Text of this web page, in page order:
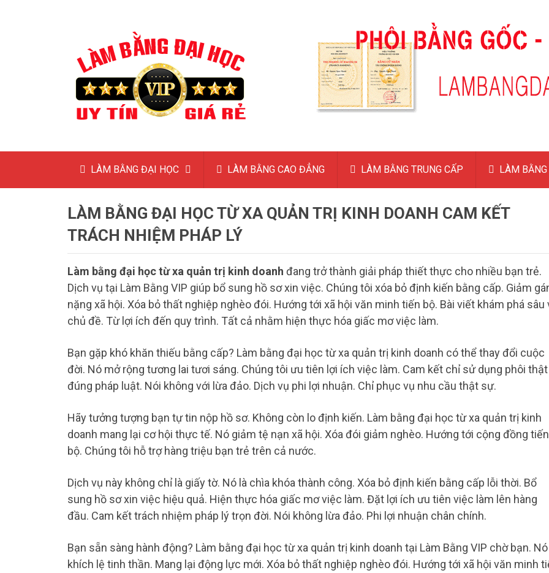
LÀM BẰNG ĐẠI HỌC LÀM BẰNG CAO ĐẲNG LÀM BẰNG TRUNG CẤP LÀM
LÀM BẰNG ĐẠI HỌC TỪ XA QUẢN TRỊ KINH DOANH CAM KẾT
TRÁCH NHIỆM PHÁP LÝ
Làm bằng đại học từ xa quản trị kinh doanh đang trở thành giải pháp thiết thực cho nhiều bạn trẻ.
Dịch vụ tại Làm Bằng VIP giúp bổ sung hồ sơ xin việc. Chúng tôi xóa bỏ định kiến bằng cấp. Giảm
nặng xã hội. Xóa bỏ thất nghiệp nghèo đói. Hướng tới xã hội văn minh tiến bộ. Bài viết khám phá sâu
chủ đề. Từ lợi ích đến quy trình. Tất cả nhằm hiện thực hóa giấc mơ việc làm.
Bạn gặp khó khăn thiếu bằng cấp? Làm bằng đại học từ xa quản trị kinh doanh có thể thay đổi cuộc
đời. Nó mở rộng tương lai tươi sáng. Chúng tôi ưu tiên lợi ích việc làm. Cam kết chỉ sử dụng phôi thật
đúng pháp luật. Nói không với lừa đảo. Dịch vụ phi lợi nhuận. Chỉ phục vụ nhu cầu thật sự.
Hãy tưởng tượng bạn tự tin nộp hồ sơ. Không còn lo định kiến. Làm bằng đại học từ xa quản trị kinh
doanh mang lại cơ hội thực tế. Nó giảm tệ nạn xã hội. Xóa đói giảm nghèo. Hướng tới cộng đồng tiến
bộ. Chúng tôi hỗ trợ hàng triệu bạn trẻ trên cả nước.
Dịch vụ này không chỉ là giấy tờ. Nó là chìa khóa thành công. Xóa bỏ định kiến bằng cấp lỗi thời. Bổ
sung hồ sơ xin việc hiệu quả. Hiện thực hóa giấc mơ việc làm. Đặt lợi ích ưu tiên việc làm lên hàng
đầu. Cam kết trách nhiệm pháp lý trọn đời. Nói không lừa đảo. Phi lợi nhuận chân chính.
Bạn sẵn sàng hành động? Làm bằng đại học từ xa quản trị kinh doanh tại Làm Bằng VIP chờ bạn. Nó
khích lệ tinh thần. Mang lại động lực mới. Xóa bỏ thất nghiệp nghèo đói. Hướng tới xã hội văn minh